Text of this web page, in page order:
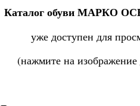
Каталог обуви МАРКО
уже доступен для
(нажмите на изображение